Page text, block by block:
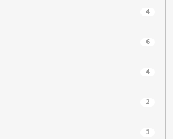
1
2
1
1
3
4
6
4
2
1